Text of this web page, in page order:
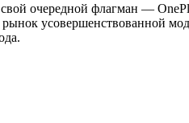
очередной флагман —
усовершенствованной